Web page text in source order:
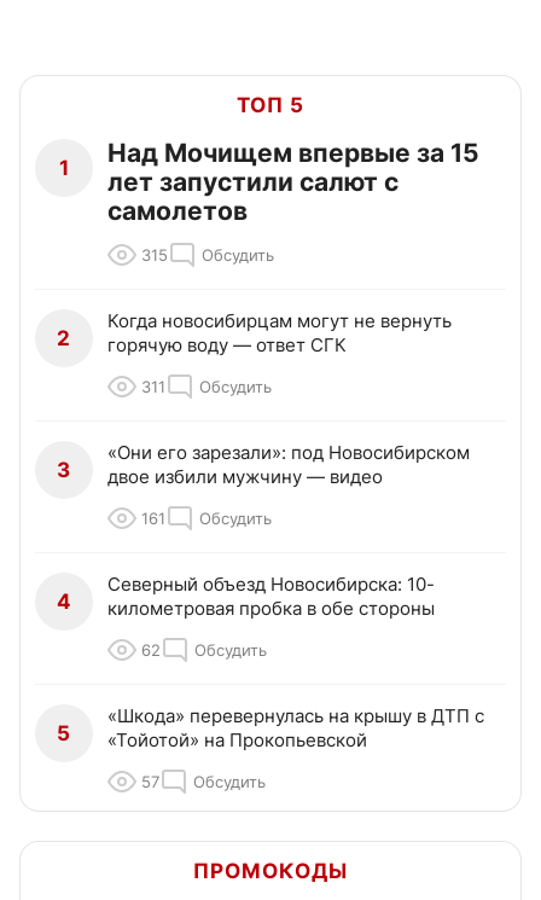
ТОП 5
1
Над Мочищем впервые за 15
лет запустили салют с
самолетов
315 Обсудить
2
Когда новосибирцам могут не вернуть
горячую воду — ответ СГК
311 Обсудить
3
«Они его зарезали»: под Новосибирском
двое избили мужчину — видео
161 Обсудить
4
Северный объезд Новосибирска: 10-
километровая пробка в обе стороны
62 Обсудить
5
«Шкода» перевернулась на крышу в ДТП с
«Тойотой» на Прокопьевской
57 Обсудить
ПРОМОКОДЫ